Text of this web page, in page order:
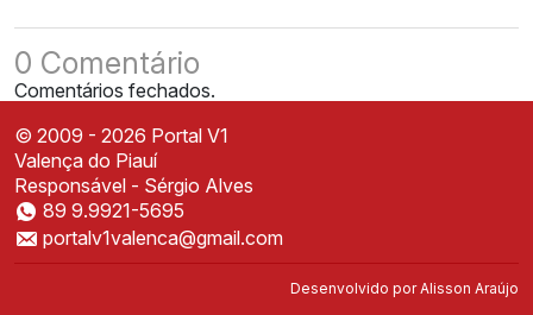
0 Comentário
Comentários fechados.
Instale o Portal V1
Acesse mais rápido direto da sua tela inicial
Instalar
© 2009 - 2026 Portal V1
Valença do Piauí
Responsável - Sérgio Alves
89 9.9921-5695
portalv1valenca@gmail.com
Desenvolvido porAlisson Araújo